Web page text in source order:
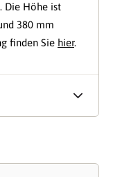
Die Höhe ist
380 mm
finden Sie hier.